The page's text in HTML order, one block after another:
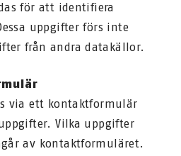
för att identifiera
uppgifter förs inte
från andra datakällor.
via ett kontaktformulär
Vilka uppgifter
av kontaktformuläret.